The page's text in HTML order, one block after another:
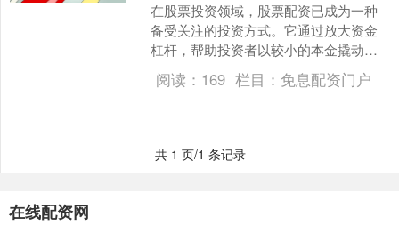
在股票投资领域，股票配资已成为一种
备受关注的投资方式。它通过放大资金
杠杆，帮助投资者以较小的本金撬动更
大的投资机会股票配资期货，从而实现
财富增值。 金股配资的收....
阅读： 169 栏目： 免息配资门户
共 1 页/1 条记录
在线配资网